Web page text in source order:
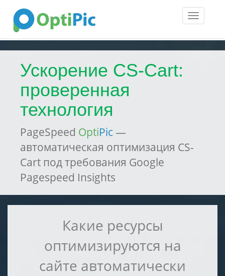
Toggle
Ускорение CS-Cart:
проверенная
технология
PageSpeed OptiPic —
автоматическая оптимизация CS-
Cart под требования Google
Pagespeed Insights
Какие ресурсы
оптимизируются на
сайте автоматически